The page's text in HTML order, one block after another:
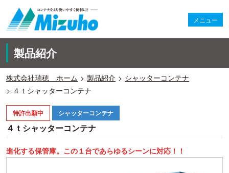
メニュー
製品紹介
株式会社瑞穂 ホーム 製品紹介
シャッターコンテナ
４ｔシャッターコンテナ
特許出願中 シャッターコンテナ
４ｔシャッターコンテナ
進化する保管庫。この１台であらゆるシーンに対応！！